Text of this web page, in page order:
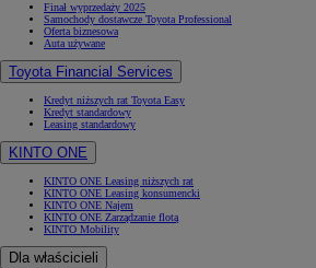
Finał wyprzedaży 2025
Samochody dostawcze Toyota Professional
Oferta biznesowa
Auta używane
Toyota Financial Services
Kredyt niższych rat Toyota Easy
Kredyt standardowy
Leasing standardowy
KINTO ONE
KINTO ONE Leasing niższych rat
KINTO ONE Leasing konsumencki
KINTO ONE Najem
KINTO ONE Zarządzanie flotą
KINTO Mobility
Dla właścicieli